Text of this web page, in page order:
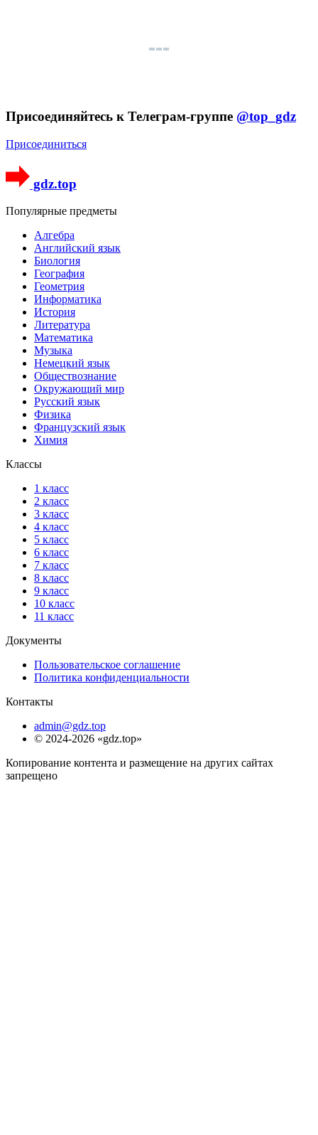
Присоединяйтесь к Телеграм-группе @top_gdz
Присоединиться
gdz.top
Популярные предметы
Алгебра
Английский язык
Биология
География
Геометрия
Информатика
История
Литература
Математика
Музыка
Немецкий язык
Обществознание
Окружающий мир
Русский язык
Физика
Французский язык
Химия
Классы
1 класс
2 класс
3 класс
4 класс
5 класс
6 класс
7 класс
8 класс
9 класс
10 класс
11 класс
Документы
Пользовательское соглашение
Политика конфиденциальности
Контакты
admin@gdz.top
© 2024-2026 «gdz.top»
Копирование контента и размещение на других сайтах
запрещено